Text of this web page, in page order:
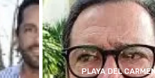
PLAYA DEL CARMEN